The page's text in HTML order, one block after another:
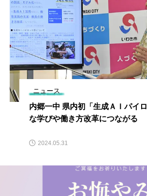
ニュース
内郷一中 県内初「生成ＡＩパイ
な学びや働き方改革につながる
2024.05.31